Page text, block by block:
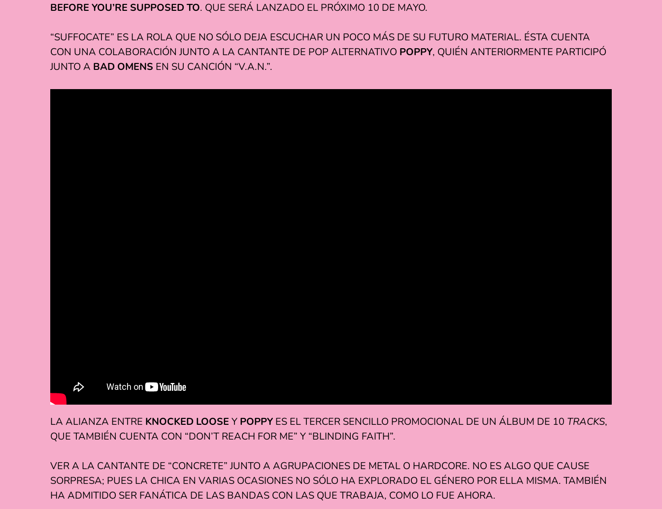
BEFORE YOU’RE SUPPOSED TO. QUE SERÁ LANZADO EL PRÓXIMO 10 DE MAYO.
“SUFFOCATE” ES LA ROLA QUE NO SÓLO DEJA ESCUCHAR UN POCO MÁS DE SU FUTURO MATERIAL. ÉSTA CUENTA
CON UNA COLABORACIÓN JUNTO A LA CANTANTE DE POP ALTERNATIVO POPPY, QUIÉN ANTERIORMENTE PARTICIPÓ
JUNTO A BAD OMENS EN SU CANCIÓN “V.A.N.”.
LA ALIANZA ENTRE KNOCKED LOOSE Y POPPY ES EL TERCER SENCILLO PROMOCIONAL DE UN ÁLBUM DE 10 TRACKS,
QUE TAMBIÉN CUENTA CON “DON’T REACH FOR ME” Y “BLINDING FAITH”.
VER A LA CANTANTE DE “CONCRETE” JUNTO A AGRUPACIONES DE METAL O HARDCORE. NO ES ALGO QUE CAUSE
SORPRESA; PUES LA CHICA EN VARIAS OCASIONES NO SÓLO HA EXPLORADO EL GÉNERO POR ELLA MISMA. TAMBIÉN
HA ADMITIDO SER FANÁTICA DE LAS BANDAS CON LAS QUE TRABAJA, COMO LO FUE AHORA.